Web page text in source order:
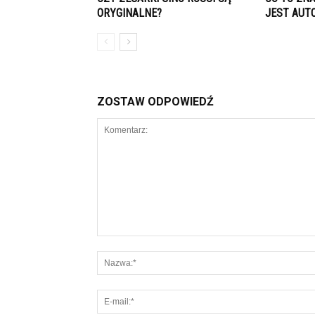
ORYGINALNE?
JEST
ZOSTAW ODPOWIEDŹ